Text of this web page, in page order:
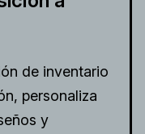
de inventario
personaliza
y